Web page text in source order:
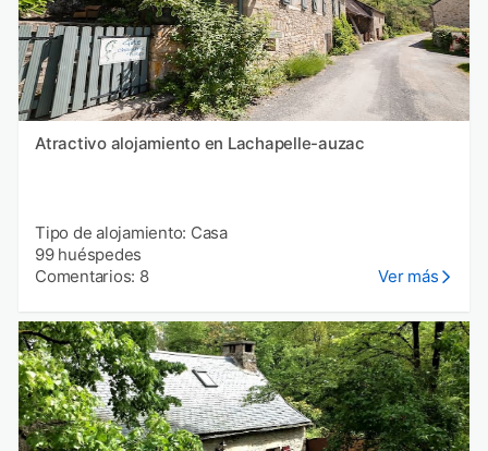
Atractivo alojamiento en Lachapelle-auzac
Tipo de alojamiento: Casa
99 huéspedes
Comentarios: 8
Ver más